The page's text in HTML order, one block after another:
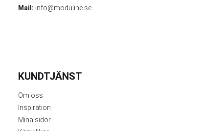
Mail: info@moduline.se
KUNDTJÄNST
Om oss
Inspiration
Mina sidor